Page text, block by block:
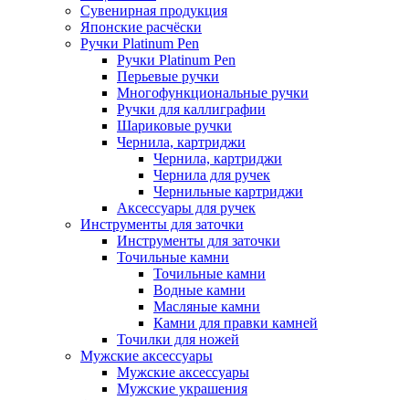
Сувенирная продукция
Японские расчёски
Ручки Platinum Pen
Ручки Platinum Pen
Перьевые ручки
Многофункциональные ручки
Ручки для каллиграфии
Шариковые ручки
Чернила, картриджи
Чернила, картриджи
Чернила для ручек
Чернильные картриджи
Аксессуары для ручек
Инструменты для заточки
Инструменты для заточки
Точильные камни
Точильные камни
Водные камни
Масляные камни
Камни для правки камней
Точилки для ножей
Мужские аксессуары
Мужские аксессуары
Мужские украшения